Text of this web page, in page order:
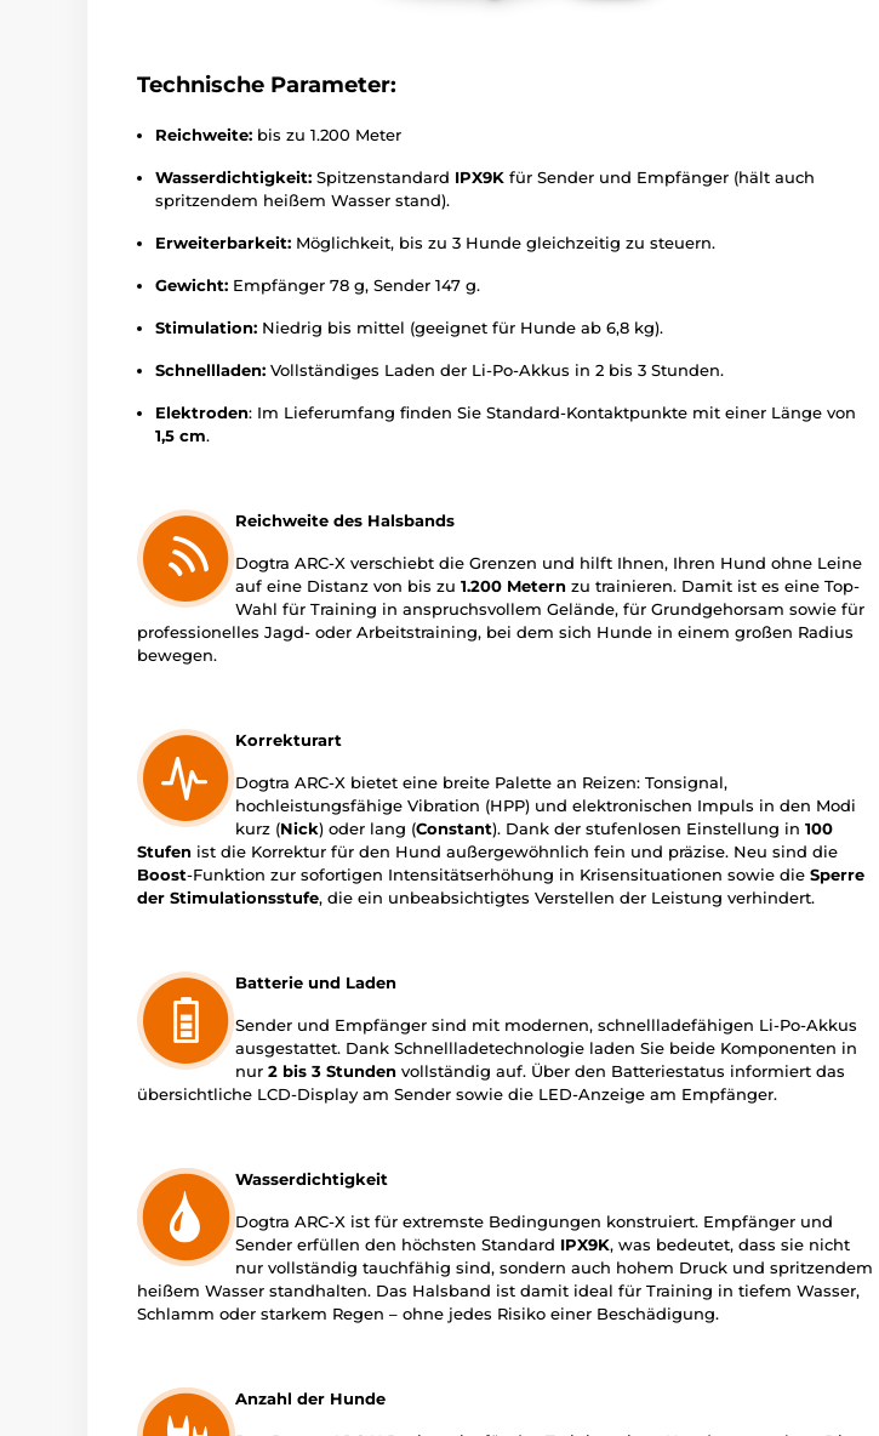
Technische Parameter:
Reichweite: bis zu 1.200 Meter
Wasserdichtigkeit: Spitzenstandard IPX9K für Sender und Empfänger (hält auch
spritzendem heißem Wasser stand).
Erweiterbarkeit: Möglichkeit, bis zu 3 Hunde gleichzeitig zu steuern.
Gewicht: Empfänger 78 g, Sender 147 g.
Stimulation: Niedrig bis mittel (geeignet für Hunde ab 6,8 kg).
Schnellladen: Vollständiges Laden der Li-Po-Akkus in 2 bis 3 Stunden.
Elektroden: Im Lieferumfang finden Sie Standard-Kontaktpunkte mit einer Länge von
1,5 cm.
Reichweite des Halsbands
Dogtra ARC-X verschiebt die Grenzen und hilft Ihnen, Ihren Hund ohne Leine
auf eine Distanz von bis zu 1.200 Metern zu trainieren. Damit ist es eine Top-
Wahl für Training in anspruchsvollem Gelände, für Grundgehorsam sowie für
professionelles Jagd- oder Arbeitstraining, bei dem sich Hunde in einem großen Radius
bewegen.
Korrekturart
Dogtra ARC-X bietet eine breite Palette an Reizen: Tonsignal,
hochleistungsfähige Vibration (HPP) und elektronischen Impuls in den Modi
kurz (Nick) oder lang (Constant). Dank der stufenlosen Einstellung in 100
Stufen ist die Korrektur für den Hund außergewöhnlich fein und präzise. Neu sind die
Boost-Funktion zur sofortigen Intensitätserhöhung in Krisensituationen sowie die Sperre
der Stimulationsstufe, die ein unbeabsichtigtes Verstellen der Leistung verhindert.
Batterie und Laden
Sender und Empfänger sind mit modernen, schnellladefähigen Li-Po-Akkus
ausgestattet. Dank Schnellladetechnologie laden Sie beide Komponenten in
nur 2 bis 3 Stunden vollständig auf. Über den Batteriestatus informiert das
übersichtliche LCD-Display am Sender sowie die LED-Anzeige am Empfänger.
Wasserdichtigkeit
Dogtra ARC-X ist für extremste Bedingungen konstruiert. Empfänger und
Sender erfüllen den höchsten Standard IPX9K, was bedeutet, dass sie nicht
nur vollständig tauchfähig sind, sondern auch hohem Druck und spritzendem
heißem Wasser standhalten. Das Halsband ist damit ideal für Training in tiefem Wasser,
Schlamm oder starkem Regen – ohne jedes Risiko einer Beschädigung.
Anzahl der Hunde